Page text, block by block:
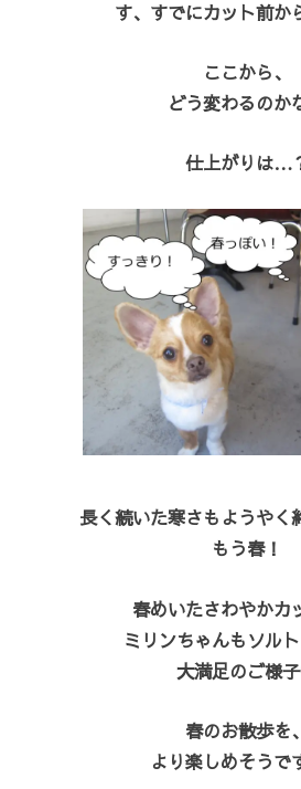
す、すでにカット前
ここから、
どう変わるのか
仕上がりは…
長く続いた寒さもようやく
もう春！
春めいたさわやかカ
ミリンちゃんもソル
大満足のご様
春のお散歩を、
より楽しめそう